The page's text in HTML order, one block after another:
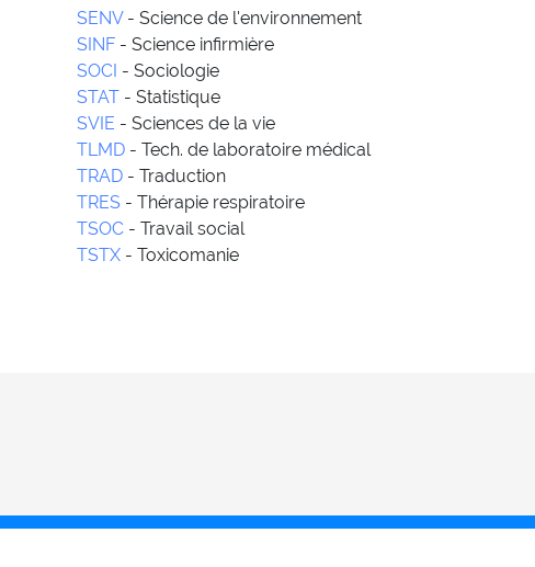
SENV- Science de l'environnement
SINF - Science infirmière
SOCI - Sociologie
STAT - Statistique
SVIE - Sciences de la vie
TLMD - Tech. de laboratoire médical
TRAD - Traduction
TRES - Thérapie respiratoire
TSOC - Travail social
TSTX - Toxicomanie